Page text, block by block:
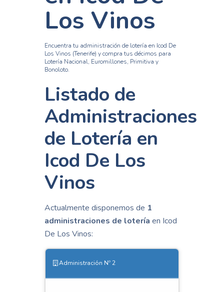
Los Vinos
Encuentra tu administración de lotería en Icod De
Los Vinos (Tenerife) y compra tus décimos para
Lotería Nacional, Euromillones, Primitiva y
Bonoloto.
Listado de
Administraciones
de Lotería en
Icod De Los
Vinos
Actualmente disponemos de 1
administraciones de lotería en Icod
De Los Vinos:
Administración Nº 2